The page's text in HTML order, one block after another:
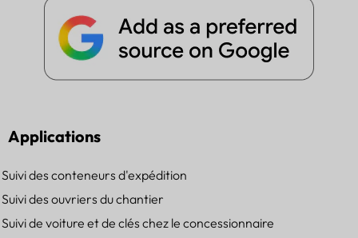
Applications
Suivi des conteneurs d'expédition
Suivi des ouvriers du chantier
Suivi de voiture et de clés chez le concessionnaire